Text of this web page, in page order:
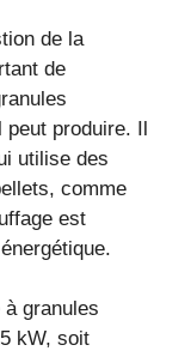
de la
de
peut produire. Il
utilise des
comme
est
à granules
kW, soit